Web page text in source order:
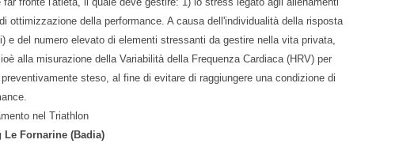
della performance. A causa dell'individualità della risposta
del numero elevato di elementi stressanti da gestire nella vita privata,
alla misurazione della Variabilità della Frequenza Cardiaca (HRV) per
steso, al fine di evitare di raggiungere una condizione di
nel Triathlon
Fornarine (Badia)